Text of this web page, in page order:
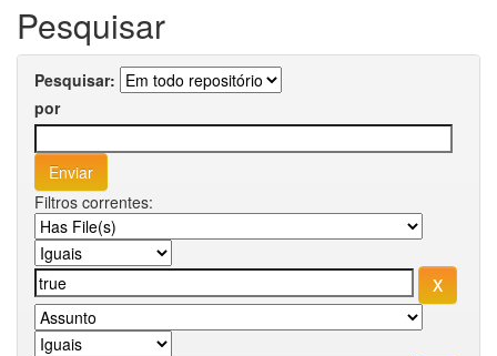
Pesquisar
Pesquisar:
por
Filtros correntes: